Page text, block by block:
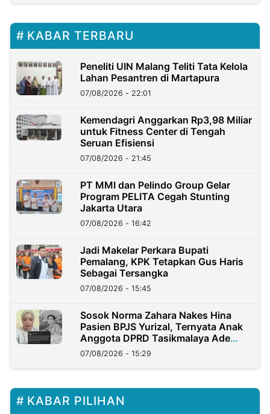
KABAR TERBARU
Peneliti UIN Malang Teliti Tata Kelola
Lahan Pesantren di Martapura
07/08/2026 - 22:01
Kemendagri Anggarkan Rp3,98 Miliar
untuk Fitness Center di Tengah
Seruan Efisiensi
07/08/2026 - 21:45
PT MMI dan Pelindo Group Gelar
Program PELITA Cegah Stunting
Jakarta Utara
07/08/2026 - 16:42
Jadi Makelar Perkara Bupati
Pemalang, KPK Tetapkan Gus Haris
Sebagai Tersangka
07/08/2026 - 15:45
Sosok Norma Zahara Nakes Hina
Pasien BPJS Yurizal, Ternyata Anak
Anggota DPRD Tasikmalaya Ade
Lukman
07/08/2026 - 15:29
KABAR PILIHAN